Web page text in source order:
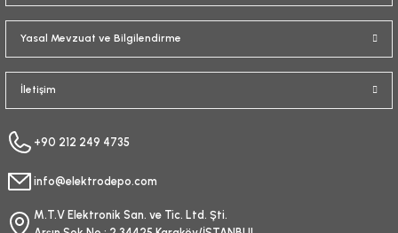
Yasal Mevzuat ve Bilgilendirme
İletişim
+90 212 249 4735
info@elektrodepo.com
M.T.V Elektronik San. ve Tic. Ltd. Şti.